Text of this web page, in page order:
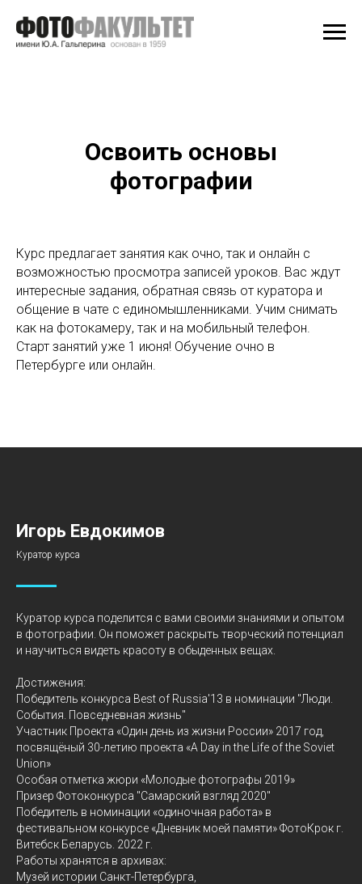
Освоить основы
фотографии
Курс предлагает занятия как очно, так и онлайн с
возможностью просмотра записей уроков. Вас ждут
интересные задания, обратная связь от куратора и
общение в чате с единомышленниками. Учим снимать
как на фотокамеру, так и на мобильный телефон.
Старт занятий уже 1 июня! Обучение очно в
Петербурге или онлайн.
Игорь Евдокимов
Куратор курса
Куратор курса поделится с вами своими знаниями и опытом
в фотографии. Он поможет раскрыть творческий потенциал
и научиться видеть красоту в обыденных вещах.
Достижения:
Победитель конкурса Best of Russia'13 в номинации "Люди.
События. Повседневная жизнь"
Участник Проекта «Один день из жизни России» 2017 год,
посвящёный 30-летию проекта «A Day in the Life of the Soviet
Union»
Особая отметка жюри «Молодые фотографы 2019»
Призер Фотоконкурса "Самарский взгляд 2020"
Победитель в номинации «одиночная работа» в
фестивальном конкурсе «Дневник моей памяти» ФотоКрок г.
Витебск Беларусь. 2022 г.
Работы хранятся в архивах:
Музей истории Санкт-Петербурга,